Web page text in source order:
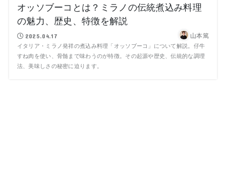
オッソブーコとは？ミラノの伝統煮込み料理
の魅力、歴史、特徴を解説
2025.04.17 山本篤
イタリア・ミラノ発祥の煮込み料理「オッソブーコ」について解説。仔牛
すね肉を使い、骨髄まで味わうのが特徴。その起源や歴史、伝統的な調理
法、美味しさの秘密に迫ります。